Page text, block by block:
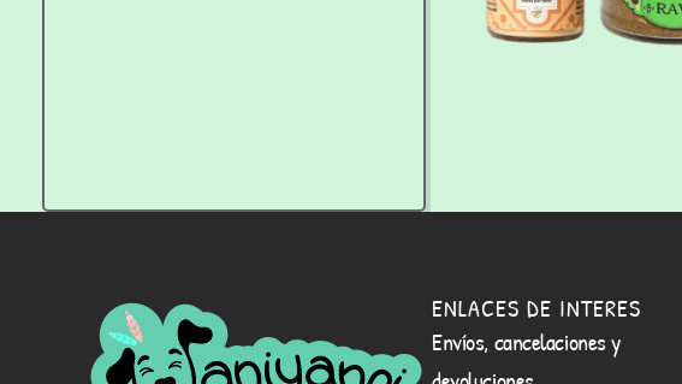
ENLACES DE INTERES
Envíos, cancelaciones y